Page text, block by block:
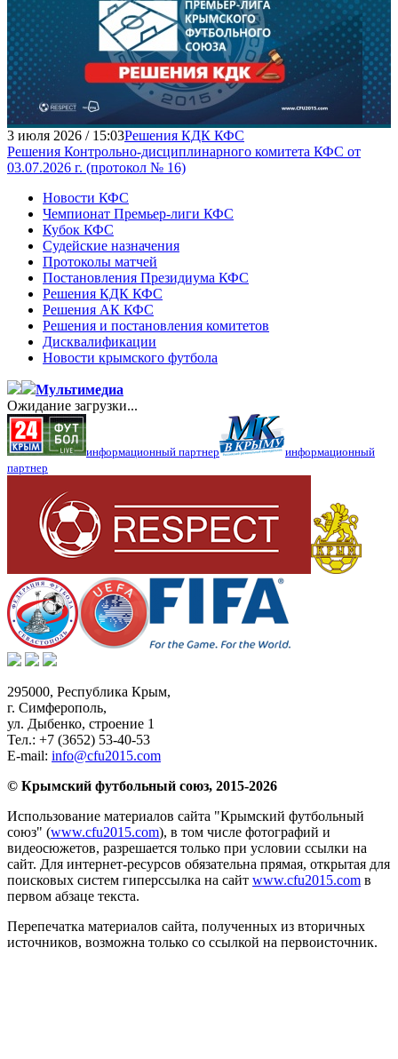
3 июля 2026 / 15:03Решения КДК КФС
Решения Контрольно-дисциплинарного комитета КФС от
03.07.2026 г. (протокол № 16)
Новости КФС
Чемпионат Премьер-лиги КФС
Кубок КФС
Судейские назначения
Протоколы матчей
Постановления Президиума КФС
Решения КДК КФС
Решения АК КФС
Решения и постановления комитетов
Дисквалификации
Новости крымского футбола
Мультимедиа
Ожидание загрузки...
информационный партнер
информационный
партнер
295000, Республика Крым,
г. Симферополь,
ул. Дыбенко, строение 1
Тел.: +7 (3652) 53-40-53
E-mail: info@cfu2015.com
© Крымский футбольный союз, 2015-2026
Использование материалов сайта "Крымский футбольный
союз" (www.cfu2015.com), в том числе фотографий и
видеосюжетов, разрешается только при условии ссылки на
сайт. Для интернет-ресурсов обязательна прямая, открытая для
поисковых систем гиперссылка на сайт www.cfu2015.com в
первом абзаце текста.
Перепечатка материалов сайта, полученных из вторичных
источников, возможна только со ссылкой на первоисточник.